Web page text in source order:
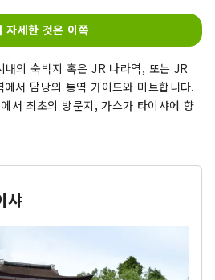
자세한 것은 이쪽
내의 숙박지 혹은 JR 나라역, 또는 JR
에서 담당의 통역 가이드와 미트합니다.
서 최초의 방문지, 가스가 타이샤에 향
샤